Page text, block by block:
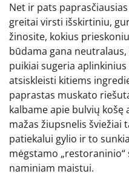
Net ir pats
greitai virsti išskirtiniu,
žinosite, kokius
būdama gana
puikiai sugeria
atsiskleisti kitiems
paprastas muskato
kalbame apie bulvių košę
mažas žiupsnelis
patiekalui gylio ir to
mėgstamo
naminiam maistui.